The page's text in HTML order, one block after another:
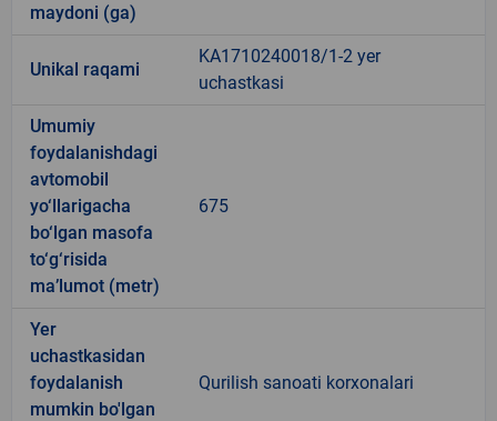
maydoni (ga)
Unikal raqami
KA1710240018/1-2 yer
uchastkasi
Umumiy
foydalanishdagi
avtomobil
yo‘llarigacha
bo‘lgan masofa
to‘g‘risida
ma’lumot (metr)
675
Yer
uchastkasidan
foydalanish
mumkin bo'lgan
Qurilish sanoati korxonalari